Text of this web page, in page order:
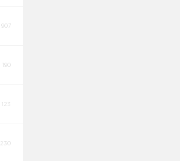
907
190
123
230